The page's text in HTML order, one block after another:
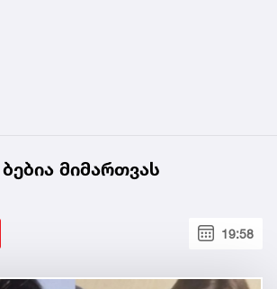
მიმართვას
19:58